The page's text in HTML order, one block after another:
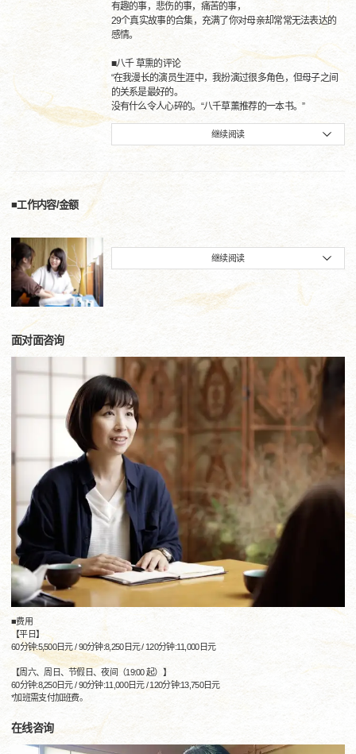
有趣的事，悲伤的事，痛苦的事，
29个真实故事的合集，充满了你对母亲却常常无法表达的
感情。
■八千 草熏的评论
“在我漫长的演员生涯中，我扮演过很多角色，但母子之间
的关系是最好的。
没有什么令人心碎的。“八千草薰推荐的一本书。”
继续阅读
■工作内容/金额
继续阅读
面对面咨询
■费用
【平日】
60分钟:5,500日元 / 90分钟:8,250日元 / 120分钟:11,000日元
【周六、周日、节假日、夜间（19:00 起）】
60分钟:8,250日元 / 90分钟:11,000日元 / 120分钟:13,750日元
*加班需支付加班费。
在线咨询